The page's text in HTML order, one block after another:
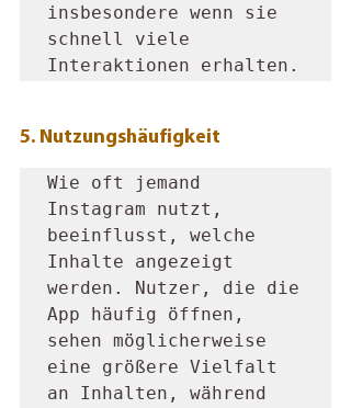
insbesondere wenn sie
schnell viele
Interaktionen erhalten.
5. Nutzungshäufigkeit
Wie oft jemand
Instagram nutzt,
beeinflusst, welche
Inhalte angezeigt
werden. Nutzer, die die
App häufig öffnen,
sehen möglicherweise
eine größere Vielfalt
an Inhalten, während